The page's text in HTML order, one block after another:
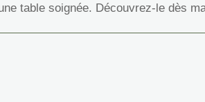
table soignée. Découvrez-le dès